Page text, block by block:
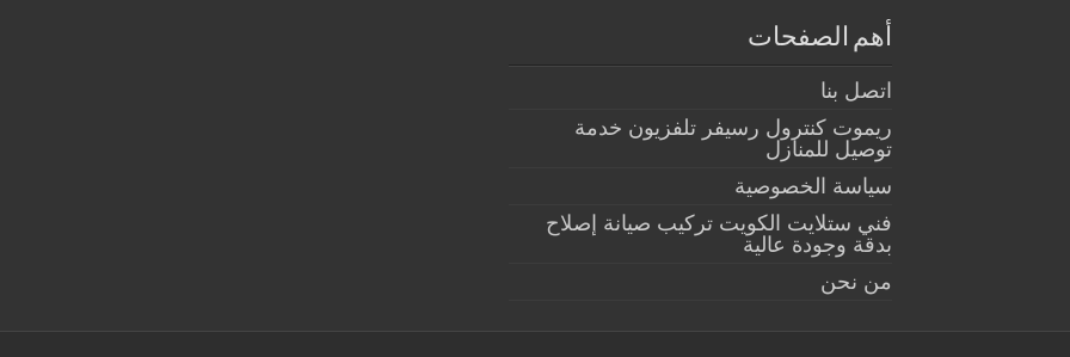
أهم الصفحات
اتصل بنا
ريموت كنترول رسيفر تلفزيون خدمة
توصيل للمنازل
سياسة الخصوصية
فني ستلايت الكويت تركيب صيانة إصلاح
بدقة وجودة عالية
من نحن